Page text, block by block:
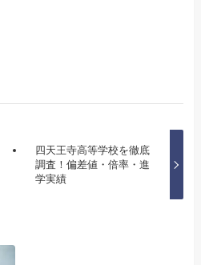
四天王寺高等学校を徹底
調査！偏差値・倍率・進
学実績